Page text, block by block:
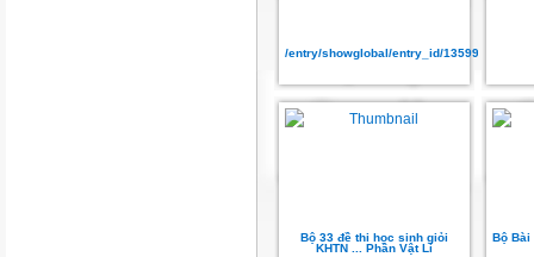
/entry/showglobal/entry_id/13599137
Bộ 33 đề thi học sinh giỏi
KHTN ... Phần Vật Lí
Bộ Bài